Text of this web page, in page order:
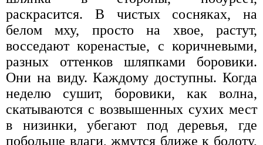
раскрасится. В чистых сосняках, на
белом мху, просто на хвое, растут,
восседают коренастые, с коричневыми,
разных оттенков шляпками боровики.
Они на виду. Каждому доступны. Когда
неделю сушит, боровики, как волна,
скатываются с возвышенных сухих мест
в низинки, убегают под деревья, где
побольше влаги, жмутся ближе к болоту,